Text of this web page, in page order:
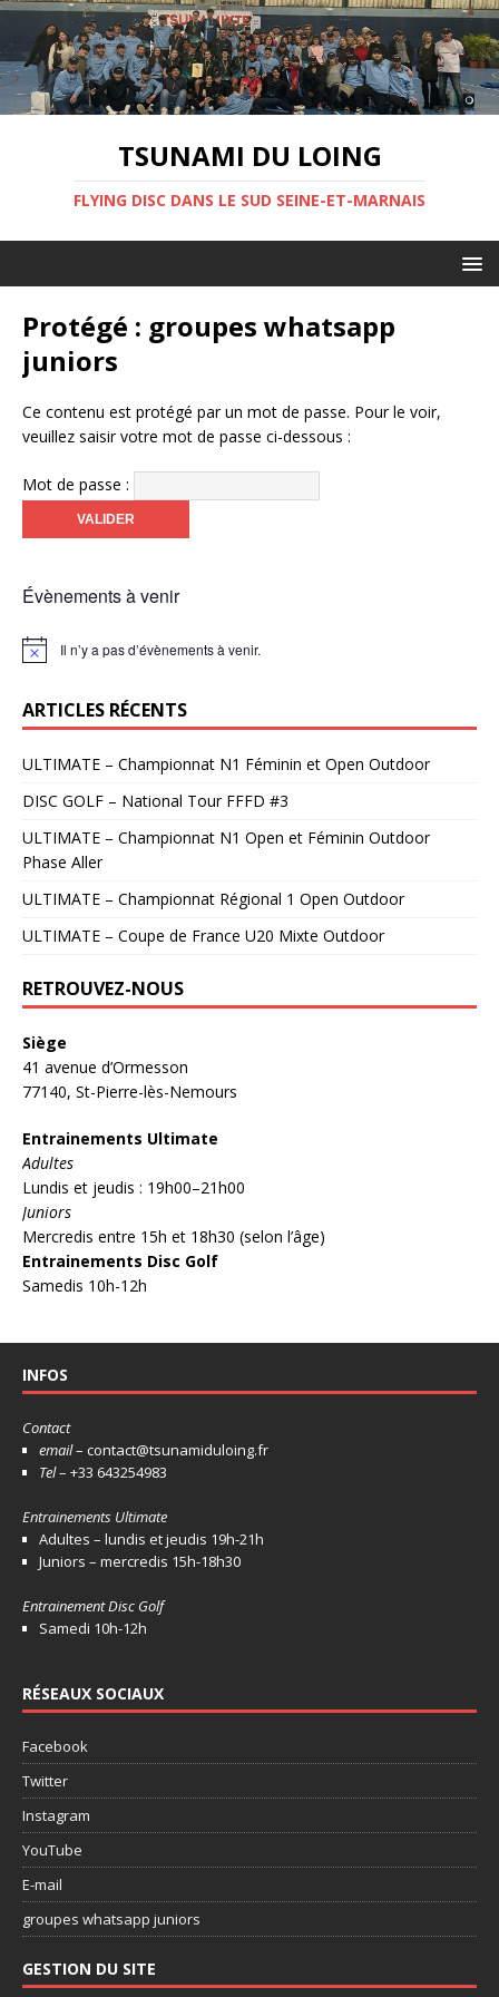
TSUNAMI DU LOING
FLYING DISC DANS LE SUD SEINE-ET-MARNAIS
Protégé : groupes whatsapp
juniors
Ce contenu est protégé par un mot de passe. Pour le voir,
veuillez saisir votre mot de passe ci-dessous :
Mot de passe :
Évènements à venir
N
i
c
Il n’y a pas d’évènements à venir.
ARTICLES RÉCENTS
ULTIMATE – Championnat N1 Féminin et Open Outdoor
DISC GOLF – National Tour FFFD #3
ULTIMATE – Championnat N1 Open et Féminin Outdoor
Phase Aller
ULTIMATE – Championnat Régional 1 Open Outdoor
ULTIMATE – Coupe de France U20 Mixte Outdoor
RETROUVEZ-NOUS
Siège
41 avenue d’Ormesson
77140, St-Pierre-lès-Nemours
Entrainements Ultimate
Adultes
Lundis et jeudis : 19h00–21h00
Juniors
Mercredis entre 15h et 18h30 (selon l’âge)
Entrainements Disc Golf
Samedis 10h-12h
INFOS
Contact
email– contact@tsunamiduloing.fr
Tel– +33 643254983
Entrainements Ultimate
Adultes – lundis et jeudis 19h-21h
Juniors – mercredis 15h-18h30
Entrainement Disc Golf
Samedi 10h-12h
RÉSEAUX SOCIAUX
Facebook
Twitter
Instagram
YouTube
E-mail
groupes whatsapp juniors
GESTION DU SITE